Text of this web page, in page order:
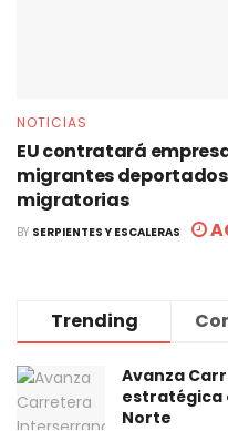
NOTICIAS
EU contratará
migrantes
migratorias
BY SERPIENTES Y ESCALERAS
Trending
Avanza
estratégica
Norte